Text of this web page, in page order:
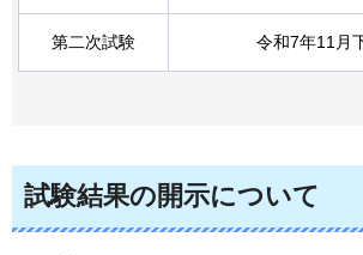
第二次試験 令和7年11月
試験結果の開示について